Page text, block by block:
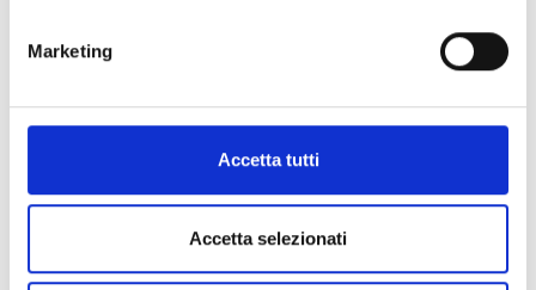
Marketing
Accetta tutti
Accetta selezionati
On the fifth anniversary of the start of the conflict in Syria (March